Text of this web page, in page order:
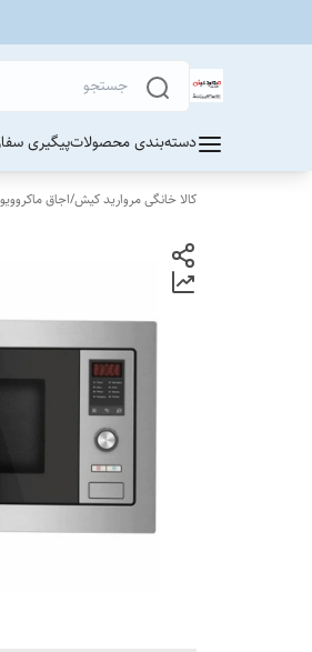
دسته‌بندی محصولاتپیگیری
کالا خانگی مروارید کیش/اجاق ماکروویو